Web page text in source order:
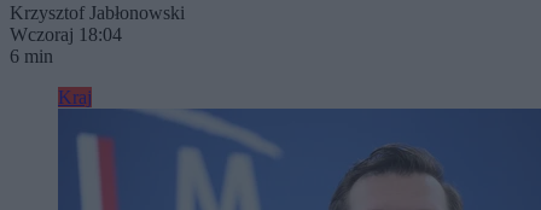
Krzysztof Jabłonowski
Wczoraj 18:04
6 min
Kraj